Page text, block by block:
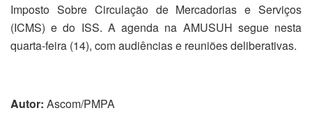
Imposto Sobre Circulação de Mercadorias e Serviços
(ICMS) e do ISS. A agenda na AMUSUH segue nesta
quarta-feira (14), com audiências e reuniões deliberativas.
Autor: Ascom/PMPA